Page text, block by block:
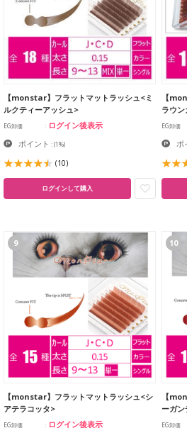
【monstar】フラットマットラッシュ<ミ
ルクティーアッシュ>
EG卸価 ログイン後表示
ポイント :(1%)
(10)
ログインして購入
【
ラウ
EG卸価
ポ
9
【monstar】フラットマットラッシュ<シ
アテラコッタ>
EG卸価 ログイン後表示
10
【
ーガ
EG卸価